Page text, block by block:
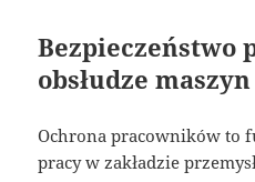
Bezpieczeństwo
obsłudze maszyn
Ochrona pracowników to
pracy w zakładzie